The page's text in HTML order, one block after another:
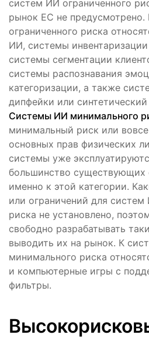
систем ИИ ограниченного
рынок ЕС не
ограниченного риска
ИИ, системы
системы сегментации
системы распознавания
категоризации, а также
дипфейки или синтетический
Системы ИИ минимального
минимальный риск или
основных прав физических
системы уже
большинство существующих
именно к этой категории.
или ограничений для
риска не установлено,
свободно разрабатывать
выводить их на рынок. К
минимального риска
и компьютерные игры с
фильтры.